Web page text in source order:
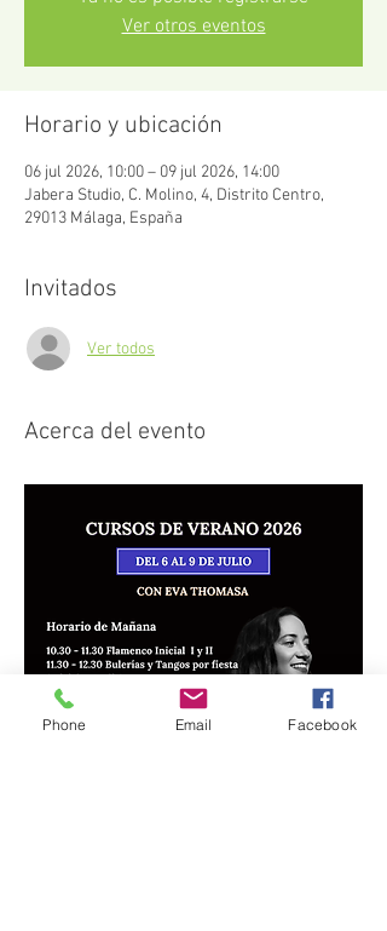
Ver otros eventos
Horario y ubicación
06 jul 2026, 10:00 – 09 jul 2026, 14:00
Jabera Studio, C. Molino, 4, Distrito Centro,
29013 Málaga, España
Invitados
Ver todos
Acerca del evento
Phone Email Facebook